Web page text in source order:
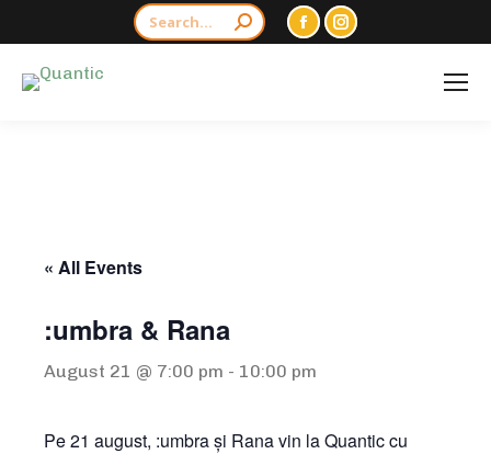
Search:
FacebookInstagram
« All Events
:umbra & Rana
August 21 @ 7:00 pm - 10:00 pm
Pe 21 august, :umbra și Rana vin la Quantic cu